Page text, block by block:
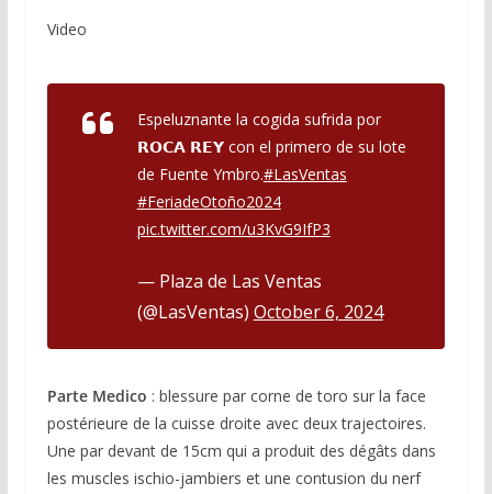
Video
Espeluznante la cogida sufrida por
𝗥𝗢𝗖𝗔 𝗥𝗘𝗬 con el primero de su lote
de Fuente Ymbro.#LasVentas
#FeriadeOtoño2024
pic.twitter.com/u3KvG9IfP3
— Plaza de Las Ventas
(@LasVentas) October 6, 2024
Parte Medico : blessure par corne de toro sur la face
postérieure de la cuisse droite avec deux trajectoires.
Une par devant de 15cm qui a produit des dégâts dans
les muscles ischio-jambiers et une contusion du nerf